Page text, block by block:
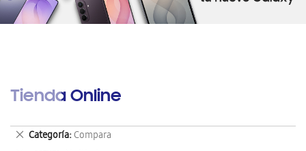
Tienda Online
Categoría Compara
Eliminar